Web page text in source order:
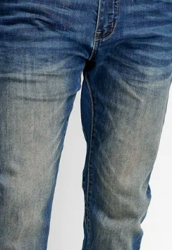
4.
5.
6.
7.
8.
9.
10